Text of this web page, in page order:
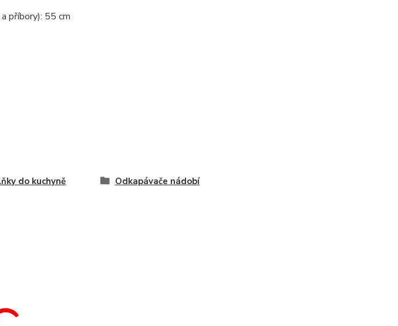
příbory): 55 cm
do kuchyně Odkapávače nádobí